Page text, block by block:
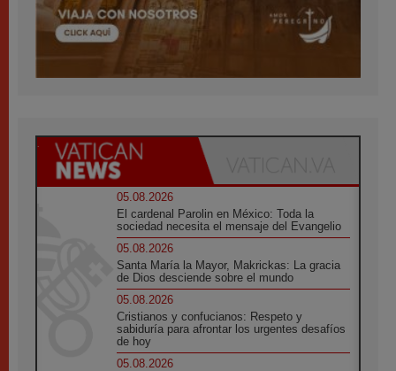
05.08.2026
El cardenal Parolin en México: Toda la
sociedad necesita el mensaje del Evangelio
05.08.2026
Santa María la Mayor, Makrickas: La gracia
de Dios desciende sobre el mundo
05.08.2026
Cristianos y confucianos: Respeto y
sabiduría para afrontar los urgentes desafíos
de hoy
05.08.2026